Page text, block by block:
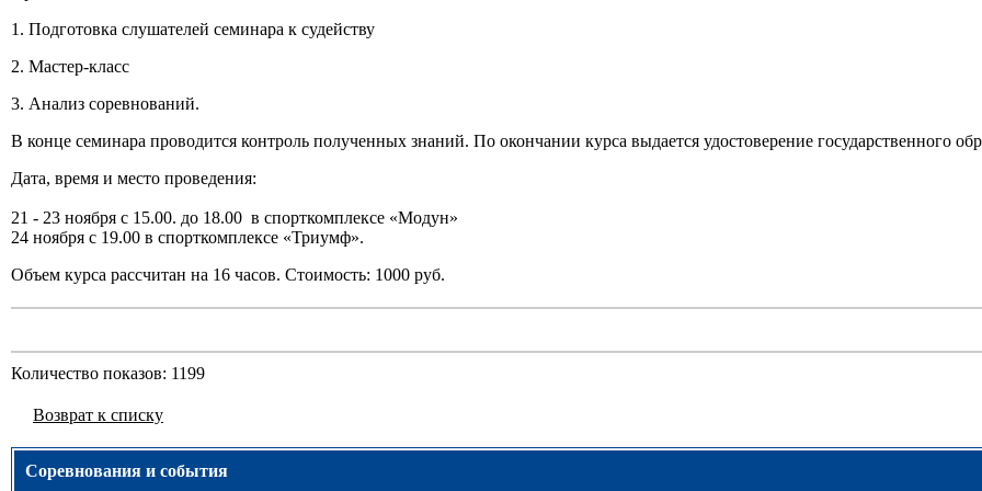
1. Подготовка слушателей семинара к судейству
2. Мастер-класс
3. Анализ соревнований.
В конце семинара проводится контроль полученных знаний. По окончании курса выдается удостоверение государственного
Дата, время и место проведения:
21 - 23 ноября с 15.00. до 18.00 в спорткомплексе «Модун»
24 ноября с 19.00 в спорткомплексе «Триумф».
Объем курса рассчитан на 16 часов. Стоимость: 1000 руб.
Количество показов: 1199
Возврат к списку
Соревнования и события